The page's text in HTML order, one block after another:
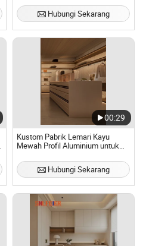
Hubungi Sekarang
00:29
Kustom Pabrik Lemari Kayu
Mewah Profil Aluminium untuk
Hubungi Sekarang